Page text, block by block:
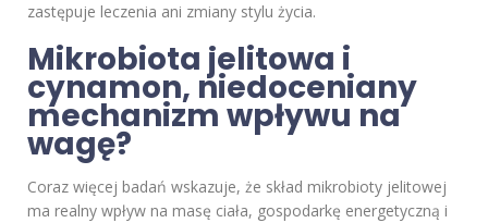
zastępuje leczenia ani zmiany stylu życia.
Mikrobiota jelitowa i
cynamon, niedoceniany
mechanizm wpływu na
wagę?
Coraz więcej badań wskazuje, że skład mikrobioty jelitowej
ma realny wpływ na masę ciała, gospodarkę energetyczną i